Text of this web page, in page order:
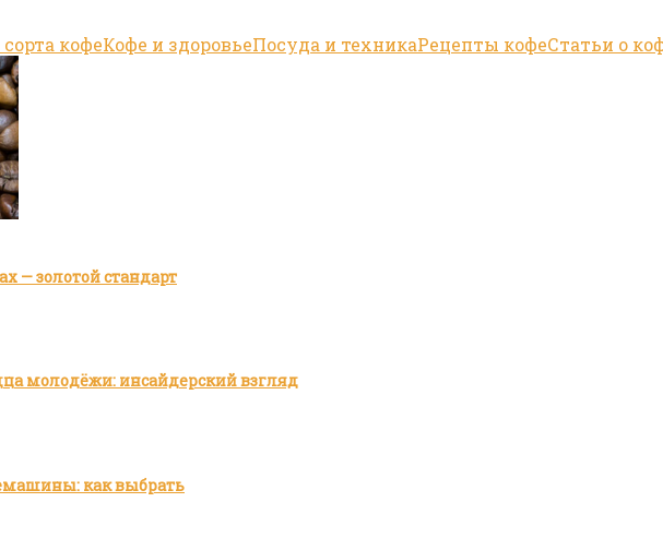
кофеКофе и здоровьеПосуда и техникаРецепты кофеСтатьи о
— золотой стандарт
молодёжи: инсайдерский взгляд
как выбрать